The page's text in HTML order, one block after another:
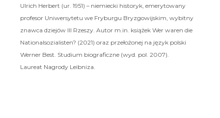
Ulrich Herbert (ur. 1951) – niemiecki historyk, emerytowany
profesor Uniwersytetu we Fryburgu Bryzgowijskim, wybitny
znawca dziejów III Rzeszy. Autor m.in. książek Wer waren die
Nationalsozialisten? (2021) oraz przełożonej na język polski
Werner Best. Studium biograficzne (wyd. pol. 2007).
Laureat Nagrody Leibniza.